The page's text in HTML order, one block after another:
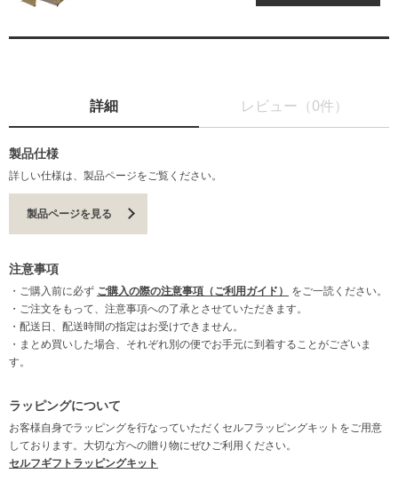
詳細 レビュー（0件）
製品仕様
詳しい仕様は、製品ページをご覧ください。
製品ページを見る
注意事項
・ご購入前に必ず ご購入の際の注意事項（ご利用ガイド）
をご一読ください。
・ご注文をもって、注意事項への了承とさせていただきます。
・配送日、配送時間の指定はお受けできません。
・まとめ買いした場合、それぞれ別の便でお手元に到着することがございま
す。
ラッピングについて
お客様自身でラッピングを行なっていただくセルフラッピングキットをご用意
しております。大切な方への贈り物にぜひご利用ください。
セルフギフトラッピングキット